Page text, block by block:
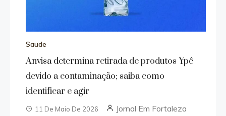
Saude
Anvisa determina retirada de produtos Ypê
devido a contaminação; saiba como
identificar e agir
11 De Maio De 2026 Jornal Em Fortaleza